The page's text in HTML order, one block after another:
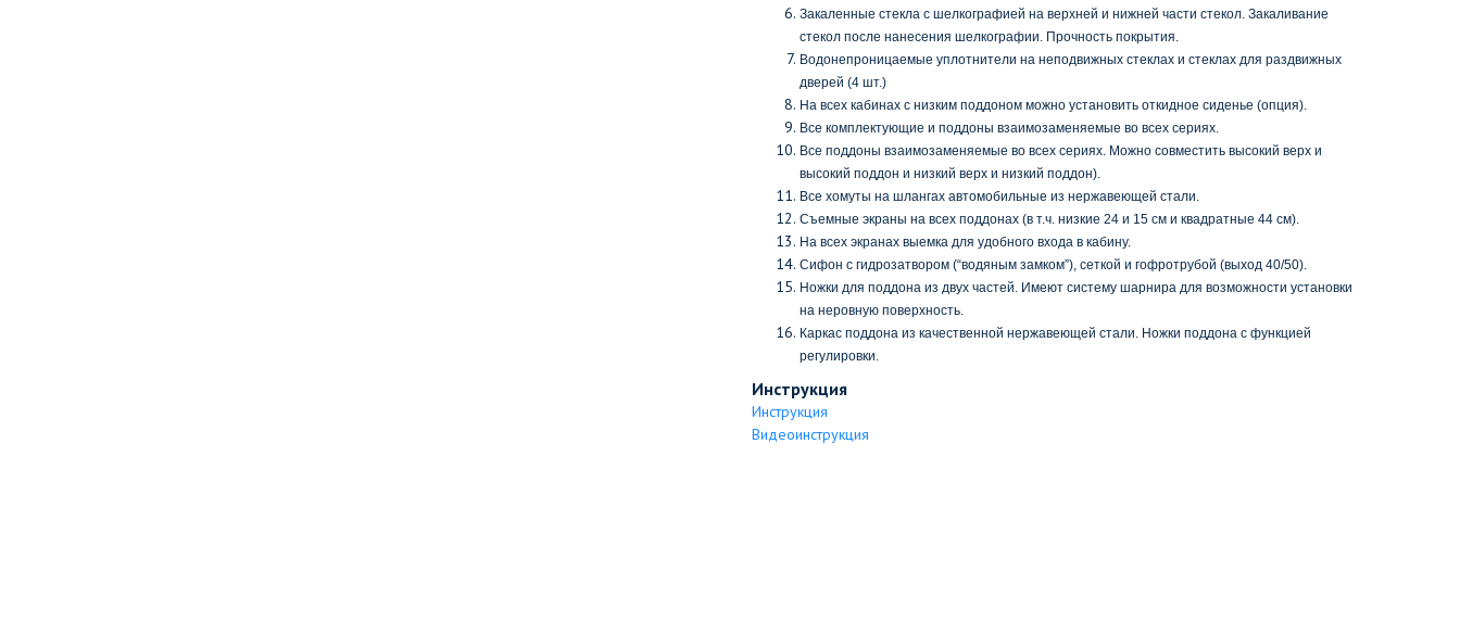
Закаленные стекла с шелкографией на верхней и нижней части стекол. Закаливание
стекол после нанесения шелкографии. Прочность покрытия.
Водонепроницаемые уплотнители на неподвижных стеклах и стеклах для раздвижных
дверей (4 шт.)
На всех кабинах с низким поддоном можно установить откидное сиденье (опция).
Все комплектующие и поддоны взаимозаменяемые во всех сериях.
Все поддоны взаимозаменяемые во всех сериях. Можно совместить высокий верх и
высокий поддон и низкий верх и низкий поддон).
Все хомуты на шлангах автомобильные из нержавеющей стали.
Съемные экраны на всех поддонах (в т.ч. низкие 24 и 15 см и квадратные 44 см).
На всех экранах выемка для удобного входа в кабину.
Сифон с гидрозатвором (“водяным замком”), сеткой и гофротрубой (выход 40/50).
Ножки для поддона из двух частей. Имеют систему шарнира для возможности установки
на неровную поверхность.
Каркас поддона из качественной нержавеющей стали. Ножки поддона с функцией
регулировки.
Инструкция
Инструкция
Видеоинструкция